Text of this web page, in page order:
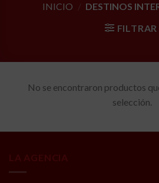
INICIO / DESTINOS
FILTRAR
No se encontraron productos
selección.